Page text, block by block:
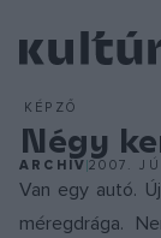
KÉPZŐ
Négy
ARCHÍV2007.
Van egy autó.
méregdrága.